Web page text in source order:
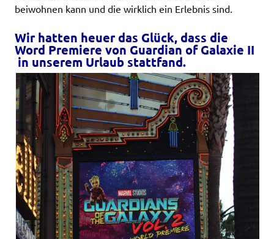
beiwohnen kann und die wirklich ein Erlebnis sind.
Wir hatten heuer das Glück, dass die
Word Premiere von Guardian of Galaxie II
in unserem Urlaub stattfand.